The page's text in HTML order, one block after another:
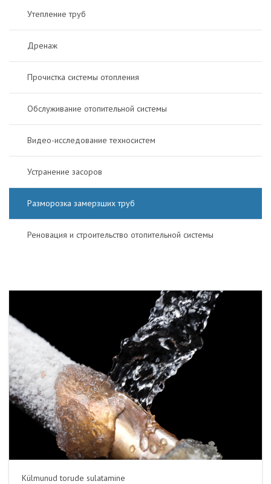
Утепление труб
Дренаж
Прочистка системы отопления
Обслуживание отопительной системы
Видео-исследование техносистем
Устранение засоров
Разморозка замерзших труб
Реновация и строительство отопительной системы
Külmunud torude sulatamine